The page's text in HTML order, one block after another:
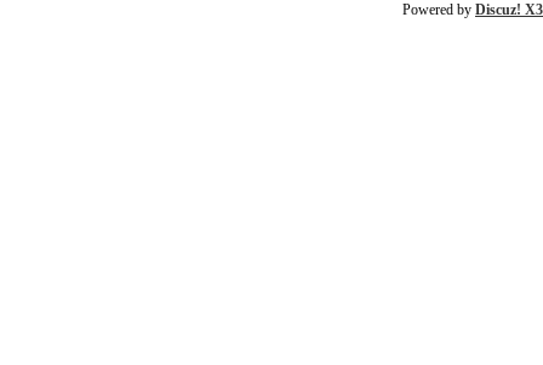
Powered by Discuz!